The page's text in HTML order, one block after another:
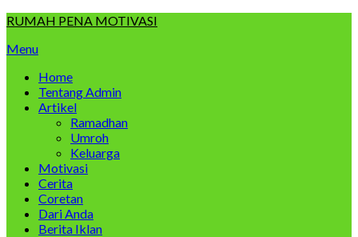
Skip
content
RUMAH PENA MOTIVASI
Menu
Home
Tentang Admin
Artikel
Ramadhan
Umroh
Keluarga
Motivasi
Cerita
Coretan
Dari Anda
Berita Iklan